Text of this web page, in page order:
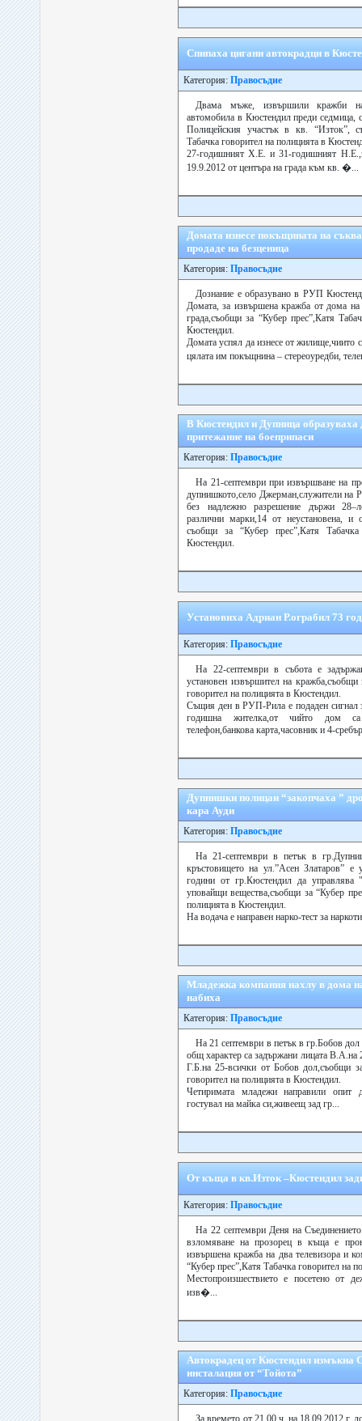
Спипаха цигани автокрадци в
Категория: Правосъдие
Двама мъже, извършили кражби
автомобила в Кюстендил преди седмица,
Полицейския участък в кв. “Изток”,
Табачка говорител на полицията в
27-годишният Х.Е. и 31-годишният
19.9.2012 от центъра на града към кв. �...
Домата изнесе покъщината на
продаде на безценица
Категория: Правосъдие
Дознание е образувано в РУП
Домата, за извършена кражба от дома
града,съобщи за “Кубер прес”,Катя
Кюстендил.
Домата успял да изнесе от жилище,чиито
цялата им покъщнина – стереоуредби,
В Кюстендил и Дупница образуваха
притежание на боеприпаси
Категория: Правосъдие
На 21-септември при извършване на
дупнишкото,село Джерман,служители на
без надлежно разрешение държи
различни марки,14 от неустановена,
съобщи за “Кубер прес”,Катя
Кюстендил.
Установиха Адриан Р.ограбил 73
Категория: Правосъдие
На 22-септември в събота е
установен извършител на кражба,съобщи
говорител на полицията в Кюстендил.
Същия ден в РУП-Рила е подаден сигнал
годишна жителка,от чийто дом са
телефон,банкова карта,часовник и 4-
Дупнишки полицаи “закопчаха ”
кара Ауди
Категория: Правосъдие
На 21-септември в петък в
кръстовището на ул.”Асен Златаров” е
години от гр.Кюстендил да
уповайщи вещества,съобщи за “Кубер
полицията в Кюстендил.
На водача е направен нарко-тест за
Младежка компания нахлу в дома
набиха
Категория: Правосъдие
На 21 септември в петък в гр.Бобов дол
общ характер са задържани лицата
Г.Б.на 25-всички от Бобов дол,съобщи
говорител на полицията в Кюстендил.
Четиримата младежи направили
гостувал на майка си,живеещ зад гр...
От къща в кв.Изток –Кюстендил
Категория: Правосъдие
На 22 септември Деня на
взломяване на прозорец в къща е
извършена кражба на два телевизора и
“Кубер прес”,Катя Табачка говорител на
Местопроизшествието е посетено от
изв�...
Автокрадец от Кюстендил измъкна
инсталация от “Тойота”
Категория: Правосъдие
За времето от 21.00 ч. на 18.09.2012 г.